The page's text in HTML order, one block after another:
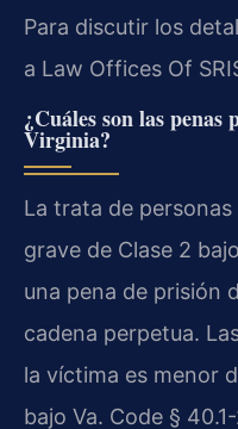
Para discutir los
a Law Offices Of
¿Cuáles son las
Virginia?
La trata de
grave de Clase 2
una pena de prisión
cadena perpetua.
la víctima es menor
bajo Va. Code §